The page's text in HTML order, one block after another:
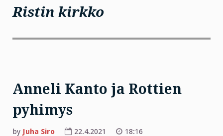
Ristin kirkko
Anneli Kanto ja Rottien
pyhimys
by Juha Siro 22.4.2021
18:16